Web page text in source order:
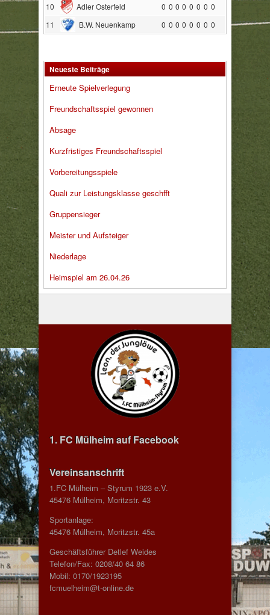
10
Adler Osterfeld 0 0 0 0 0 0 0 0
11
B.W. Neuenkamp 0 0 0 0 0 0 0 0
Neueste Beiträge
Erneute Spielverlegung
Freundschaftsspiel gewonnen
Absage
Kurzfristiges Freundschaftsspiel
Vorbereitungsspiele
Quali zur Leistungsklasse geschfft
Gruppensieger
Meister und Aufsteiger
Niederlage
Heimspiel am 26.04.26
1. FC Mülheim auf Facebook
Vereinsanschrift
1.FC Mülheim – Styrum 1923 e.V.
45476 Mülheim, Moritzstr. 43
Sportanlage:
45476 Mülheim, Moritzstr. 45a
Geschäftsführer Detlef Weides
Telefon/Fax: 0208/40 64 86
Mobil: 0170/1923195
fcmuelheim@t-online.de